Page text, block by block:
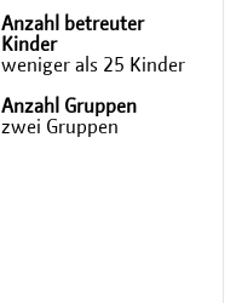
Anzahl betreuter
Kinder
weniger als 25 Kinder
Anzahl Gruppen
zwei Gruppen